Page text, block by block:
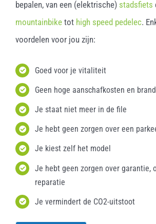
bepalen, van een (elektrische) stadsfiets
mountainbiketot high speed pedelec.
voordelen voor jou zijn:
Goed voor je vitaliteit
Geen hoge aanschafkosten en
Je staat niet meer in de file
Je hebt geen zorgen over een
Je kiest zelf het model
Je hebt geen zorgen over garantie,
reparatie
Je vermindert de CO2-uitstoot